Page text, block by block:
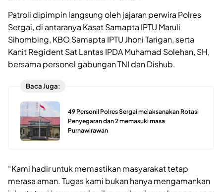
Patroli dipimpin langsung oleh jajaran perwira Polres
Sergai, di antaranya Kasat Samapta IPTU Maruli
Sihombing, KBO Samapta IPTU Jhoni Tarigan, serta
Kanit Regident Sat Lantas IPDA Muhamad Solehan, SH,
bersama personel gabungan TNI dan Dishub.
Baca Juga:
49 Personil Polres Sergai melaksanakan Rotasi
Penyegaran dan 2 memasuki masa
Purnawirawan
“Kami hadir untuk memastikan masyarakat tetap
merasa aman. Tugas kami bukan hanya mengamankan